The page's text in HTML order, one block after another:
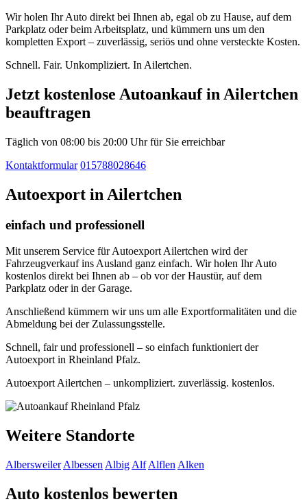
Wir holen Ihr Auto direkt bei Ihnen ab, egal ob zu Hause, auf dem
Parkplatz oder beim Arbeitsplatz, und kümmern uns um den
kompletten Export – zuverlässig, seriös und ohne versteckte Kosten.
Schnell. Fair. Unkompliziert. In Ailertchen.
Jetzt kostenlose Autoankauf in Ailertchen
beauftragen
Täglich von 08:00 bis 20:00 Uhr für Sie erreichbar
Kontaktformular 015788028646
Autoexport in Ailertchen
einfach und professionell
Mit unserem Service für Autoexport Ailertchen wird der
Fahrzeugverkauf ins Ausland ganz einfach. Wir holen Ihr Auto
kostenlos direkt bei Ihnen ab – ob vor der Haustür, auf dem
Parkplatz oder in der Garage.
Anschließend kümmern wir uns um alle Exportformalitäten und die
Abmeldung bei der Zulassungsstelle.
Schnell, fair und professionell – so einfach funktioniert der
Autoexport in Rheinland Pfalz.
Autoexport Ailertchen – unkompliziert. zuverlässig. kostenlos.
Weitere Standorte
Albersweiler Albessen Albig Alf Alflen Alken
Auto kostenlos bewerten